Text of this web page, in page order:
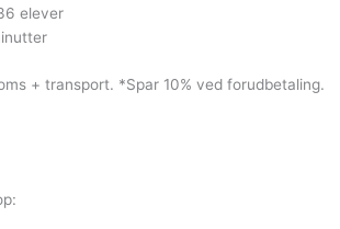
elever
+ transport. *Spar 10% ved forudbetaling.